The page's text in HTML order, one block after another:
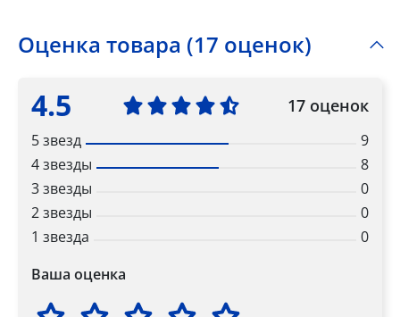
Оценка товара (17 оценок)
4.5 17 оценок
5 звезд
9
4 звезды
8
3 звезды
0
2 звезды
0
1 звезда
0
Ваша оценка